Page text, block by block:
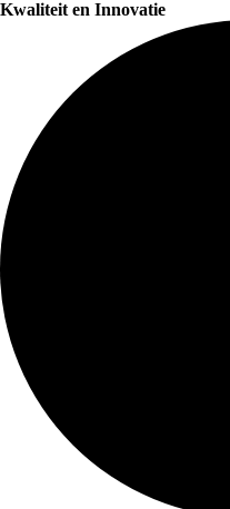
Kwaliteit en Innovatie